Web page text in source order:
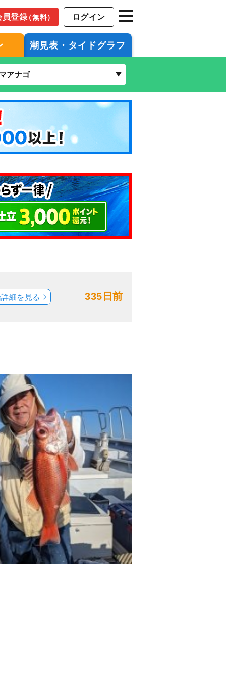
員登録（無料） ログイン
潮見表・タイドグラフ
アナゴ
335日前
細を見る